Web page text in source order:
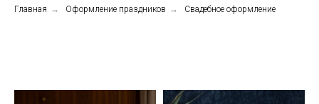
Главная → Оформление праздников → Свадебное оформление